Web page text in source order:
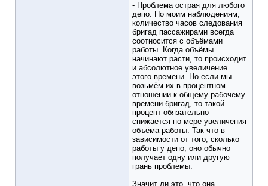
- Проблема острая для любого
депо. По моим наблюдениям,
количество часов следования
бригад пассажирами всегда
соотносится с объёмами
работы. Когда объёмы
начинают расти, то происходит
и абсолютное увеличение
этого времени. Но если мы
возьмём их в процентном
отношении к общему рабочему
времени бригад, то такой
процент обязательно
снижается по мере увеличения
объёма работы. Так что в
зависимости от того, сколько
работы у депо, оно обычно
получает одну или другую
грань проблемы.
Значит ли это, что она